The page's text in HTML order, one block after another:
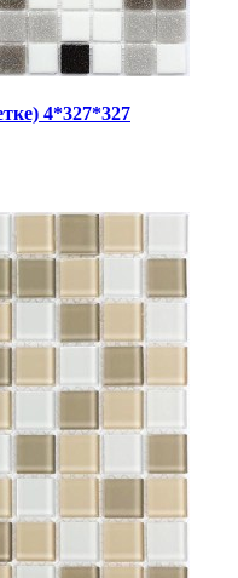
4*327*327